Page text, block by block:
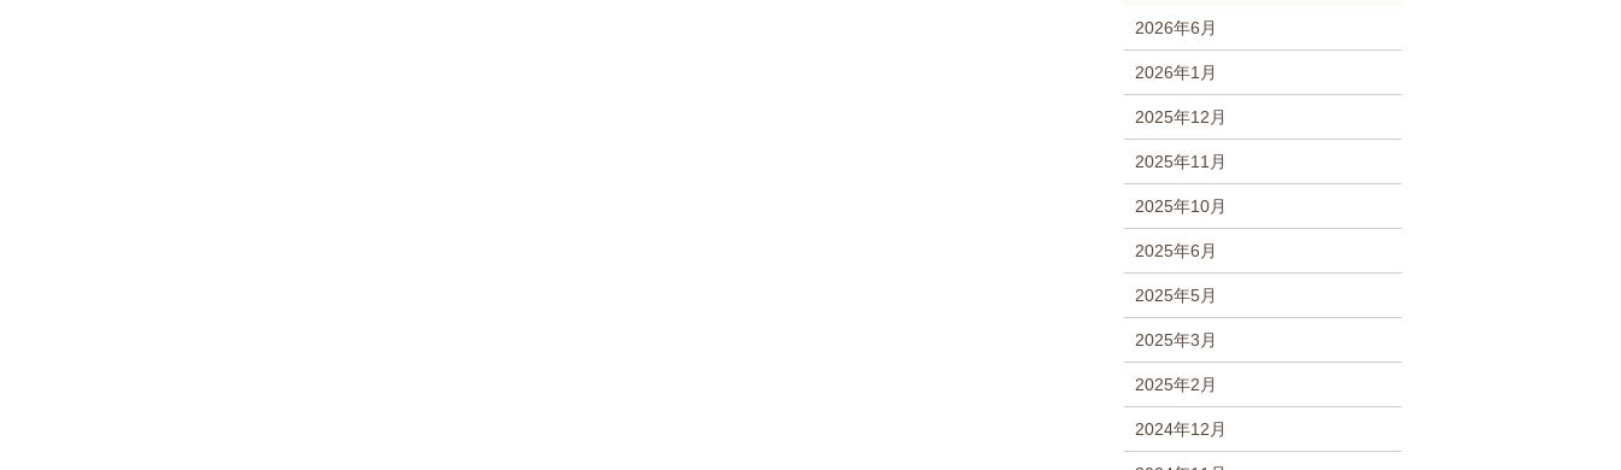
2026年6月
2026年1月
2025年12月
2025年11月
2025年10月
2025年6月
2025年5月
2025年3月
2025年2月
2024年12月